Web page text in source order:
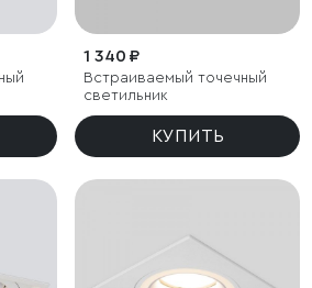
1 340 ₽
Встраиваемый точечный
светильник
КУПИТЬ